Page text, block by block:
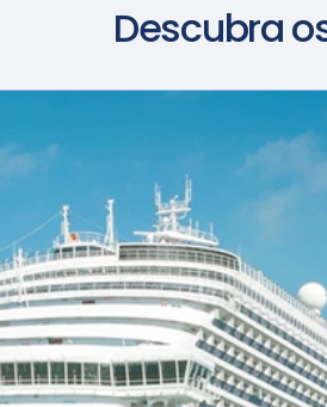
Descubra